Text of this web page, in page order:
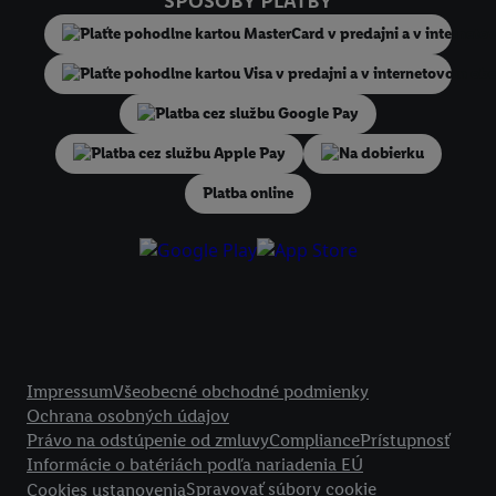
Na dobierku
Platba online
ImpressumVšeobecné obchodné podmienky
Ochrana osobných údajov
Právo na odstúpenie od zmluvyCompliancePrístupnosť
Informácie o batériách podľa nariadenia EÚ
Cookies ustanoveniaSpravovať súbory cookie
niekoľko koncových zariadení alebo používanie viacerých služieb
Lidl, pomocou vašej hashovanej e-mailovej adresy a prípadne ďalších
identifikátorov/identifikátorov, ktoré má spoločnosť Criteo SA k
V časti "Prispôsobiť
" môžete povoliť jednotlivé účely a nájsť ďalšie
podmienkach spracúvania osobných údajov.
Kliknutím na možnosť "Odmietnuť" môžete povoliť iba používanie
technológií. Kliknutím na "
" vyjadríte súhlas so
vyššie uvedené účely. Ďalšie informácie vrátane informácií o dobe
nájdete v našichzásadách ochrany osobných údajov